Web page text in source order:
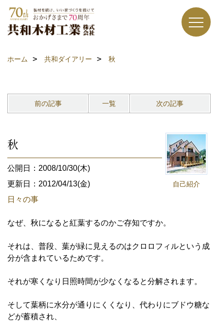
ホーム 共和ダイアリー 秋
前の記事 一覧 次の記事
自己紹介
秋
公開日：2008/10/30(木)
更新日：2012/04/13(金)
日々の事
なぜ、秋になると紅葉するのかご存知ですか。
それは、普段、葉が緑に見えるのはクロロフィルという成
分が含まれているためです。
それが寒くなり日照時間が少なくなると分解されます。
そして葉柄に水分が通りにくくなり、代わりにブドウ糖な
どが蓄積され、